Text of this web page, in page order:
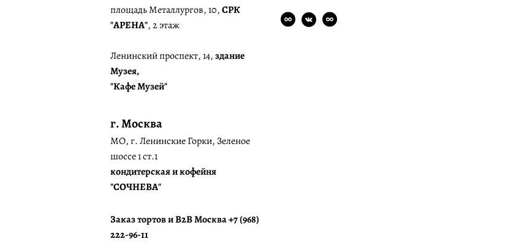
площадь Металлургов, 10,СРК
"АРЕНА", 2 этаж
Ленинский проспект, 14,здание
Музея,
"Кафе Музей"
г. Москва
МО, г. Ленинские Горки, Зеленое
шоссе 1 ст.1
кондитерская и кофейня
"СОЧНЕВА"
Заказ тортов и B2B Москва +7 (968)
222-96-11